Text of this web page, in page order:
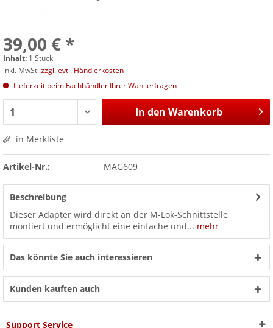
39,00 € *
Inhalt: 1 Stück
inkl. MwSt.zzgl. evtl. Händlerkosten
Lieferzeit beim Fachhändler Ihrer Wahl erfragen
In den Warenkorb
in Merkliste
Artikel-Nr.: MAG609
Beschreibung
Dieser Adapter wird direkt an der M-Lok-Schnittstelle
montiert und ermöglicht eine einfache und... mehr
Das könnte Sie auch interessieren
Kunden kauften auch
Support Service